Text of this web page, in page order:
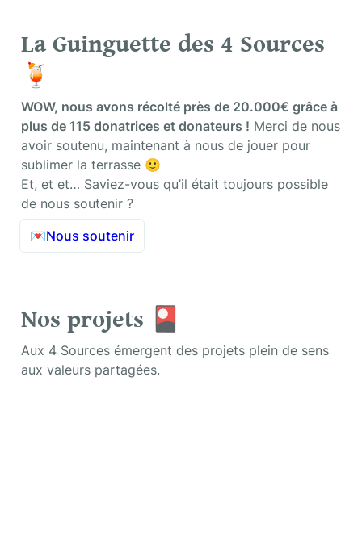
La Guinguette des 4 Sources
🍹
WOW, nous avons récolté près de 20.000€ grâce à
plus de 115 donatrices et donateurs ! Merci de nous
avoir soutenu, maintenant à nous de jouer pour
sublimer la terrasse 🙂
Et, et et… Saviez-vous qu’il était toujours possible
de nous soutenir ?
💌Nous soutenir
Nos projets 🎴
Aux 4 Sources émergent des projets plein de sens
aux valeurs partagées.